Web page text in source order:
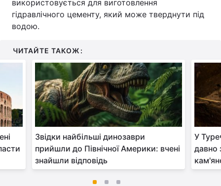
використовується для виготовлення
гідравлічного цементу, який може тверднути під
водою.
ЧИТАЙТЕ ТАКОЖ:
Звідки найбільші динозаври
прийшли до Північної Америки: вчені
знайшли відповідь
У
давно